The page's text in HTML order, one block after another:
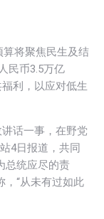
将聚焦民生及结
民币3.5万亿
利，以应对低生
话一事，在野党
4日报道，共同
总统应尽的责
，“从未有过如此